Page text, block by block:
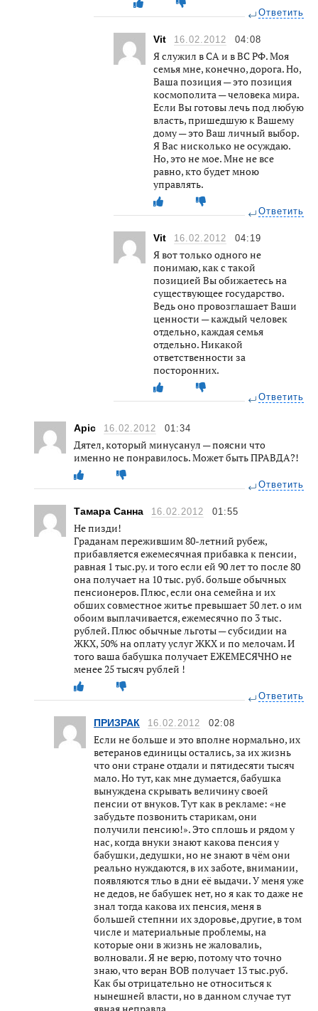
Ответить
Vit 16.02.2012 04:08
Я служил в СА и в ВС РФ. Моя
семья мне, конечно, дорога. Но,
Ваша позиция — это позиция
космополита — человека мира.
Если Вы готовы лечь под любую
власть, пришедшую к Вашему
дому — это Ваш личный выбор.
Я Вас нисколько не осуждаю.
Но, это не мое. Мне не все
равно, кто будет мною
управлять.
Ответить
Vit 16.02.2012 04:19
Я вот только одного не
понимаю, как с такой
позицией Вы обижаетесь на
существующее государство.
Ведь оно провозглашает Ваши
ценности — каждый человек
отдельно, каждая семья
отдельно. Никакой
ответственности за
посторонних.
Ответить
Apic 16.02.2012 01:34
Дятел, который минусанул — поясни что
именно не понравилось. Может быть ПРАВДА?!
Ответить
Тамара Санна 16.02.2012 01:55
Не пизди!
Граданам пережившим 80-летний рубеж,
прибавляется ежемесячная прибавка к пенсии,
равная 1 тыс.ру. и того если ей 90 лет то после 80
она получает на 10 тыс. руб. больше обычных
пенсионеров. Плюс, если она семейна и их
обших совместное житье превышает 50 лет. о им
обоим выплачивается, ежемесячно по 3 тыс.
рублей. Плюс обычные льготы — субсидии на
ЖКХ, 50% на оплату услуг ЖКХ и по мелочам. И
того ваша бабушка получает ЕЖЕМЕСЯЧНО не
менее 25 тысяч рублей !
Ответить
ПРИЗРАК 16.02.2012 02:08
Если не больше и это вполне нормально, их
ветеранов единицы остались, за их жизнь
что они стране отдали и пятидесяти тысяч
мало. Но тут, как мне думается, бабушка
вынуждена скрывать величину своей
пенсии от внуков. Тут как в рекламе: «не
забудьте позвонить старикам, они
получили пенсию!». Это сплошь и рядом у
нас, когда внуки знают какова пенсия у
бабушки, дедушки, но не знают в чём они
реально нуждаются, в их заботе, внимании,
появляются тльо в дни её выдачи. У меня уже
не дедов, не бабушек нет, но я как то даже не
знал тогда какова их пенсия, меня в
большей степнни их здоровье, другие, в том
числе и материальные проблемы, на
которые они в жизнь не жаловалиь,
волновали. Я не верю, потому что точно
знаю, что веран ВОВ получает 13 тыс.руб.
Как бы отрицательно не относиться к
нынешней власти, но в данном случае тут